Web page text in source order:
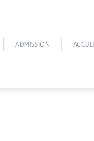
ADMISSION